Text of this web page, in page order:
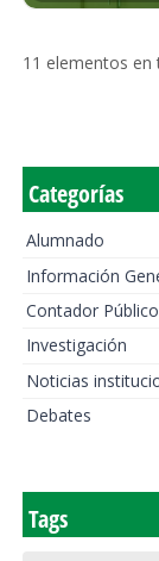
11 elementos en
Categorías
Alumnado
Información
Contador Público
Investigación
Noticias
Debates
Tags